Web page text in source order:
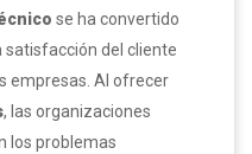
se ha convertido
satisfacción del cliente
empresas. Al ofrecer
, las organizaciones
los problemas